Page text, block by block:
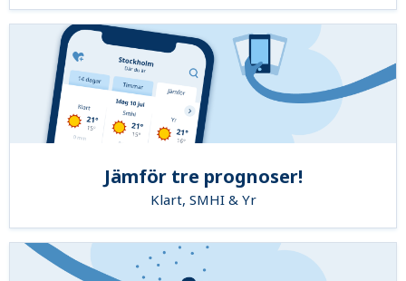
Jämför tre prognoser!
Klart, SMHI & Yr